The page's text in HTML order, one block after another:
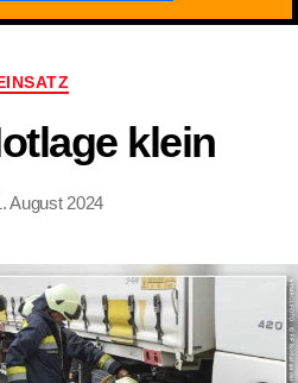
Kategorien
klein
August 2024